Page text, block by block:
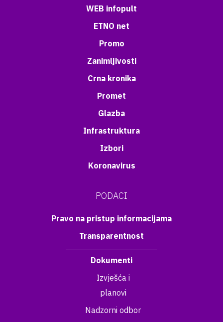
WEB infopult
ETNO net
Promo
Zanimljivosti
Crna kronika
Promet
Glazba
Infrastruktura
Izbori
Koronavirus
PODACI
Pravo na pristup informacijama
Transparentnost
Dokumenti
Izvješća i
planovi
Nadzorni odbor